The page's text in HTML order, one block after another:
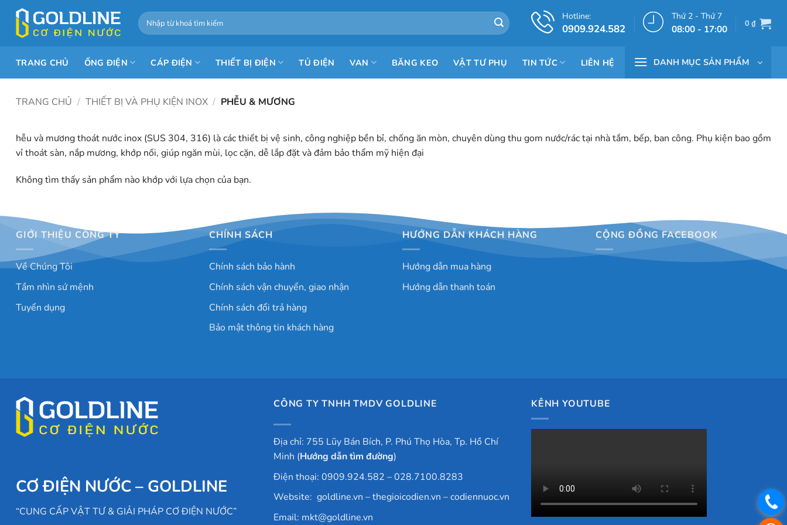
Tìm
kiếm:
Hotline:
0909.924.582
Thứ 2 - Thứ 7
08:00 - 17:00 0₫
TRANG CHỦ ỐNG ĐIỆN CÁP ĐIỆN THIẾT BỊ ĐIỆN TỦ ĐIỆN VAN BĂNG KEO VẬT TƯ PHỤ TIN TỨC LIÊN HỆ DANH MỤC SẢN PHẨM
TRANG CHỦ / THIẾT BỊ VÀ PHỤ KIỆN INOX / PHỄU & MƯƠNG
hễu và mương thoát nước inox (SUS 304, 316) là các thiết bị vệ sinh, công nghiệp bền bỉ, chống ăn mòn, chuyên dùng thu gom nước/rác tại nhà tắm, bếp, ban công. Phụ kiện bao gồm
vỉ thoát sàn, nắp mương, khớp nối, giúp ngăn mùi, lọc cặn, dễ lắp đặt và đảm bảo thẩm mỹ hiện đại
Không tìm thấy sản phẩm nào khớp với lựa chọn của bạn.
GIỚI THIỆU CÔNG TY
Về Chúng Tôi
Tầm nhìn sứ mệnh
Tuyển dụng
CHÍNH SÁCH
Chính sách bảo hành
Chính sách vận chuyển, giao nhận
Chính sách đổi trả hàng
Bảo mật thông tin khách hàng
HƯỚNG DẪN KHÁCH HÀNG
Hướng dẫn mua hàng
Hướng dẫn thanh toán
CỘNG ĐỒNG FACEBOOK
CƠ ĐIỆN NƯỚC – GOLDLINE
“CUNG CẤP VẬT TƯ & GIẢI PHÁP CƠ ĐIỆN NƯỚC”
CÔNG TY TNHH TMDV GOLDLINE
Địa chỉ: 755 Lũy Bán Bích, P. Phú Thọ Hòa, Tp. Hồ Chí
Minh (Hướng dẫn tìm đường)
Điện thoại: 0909.924.582 – 028.7100.8283
Website: goldline.vn –thegioicodien.vn –codiennuoc.vn
Email: mkt@goldline.vn
KÊNH YOUTUBE
.